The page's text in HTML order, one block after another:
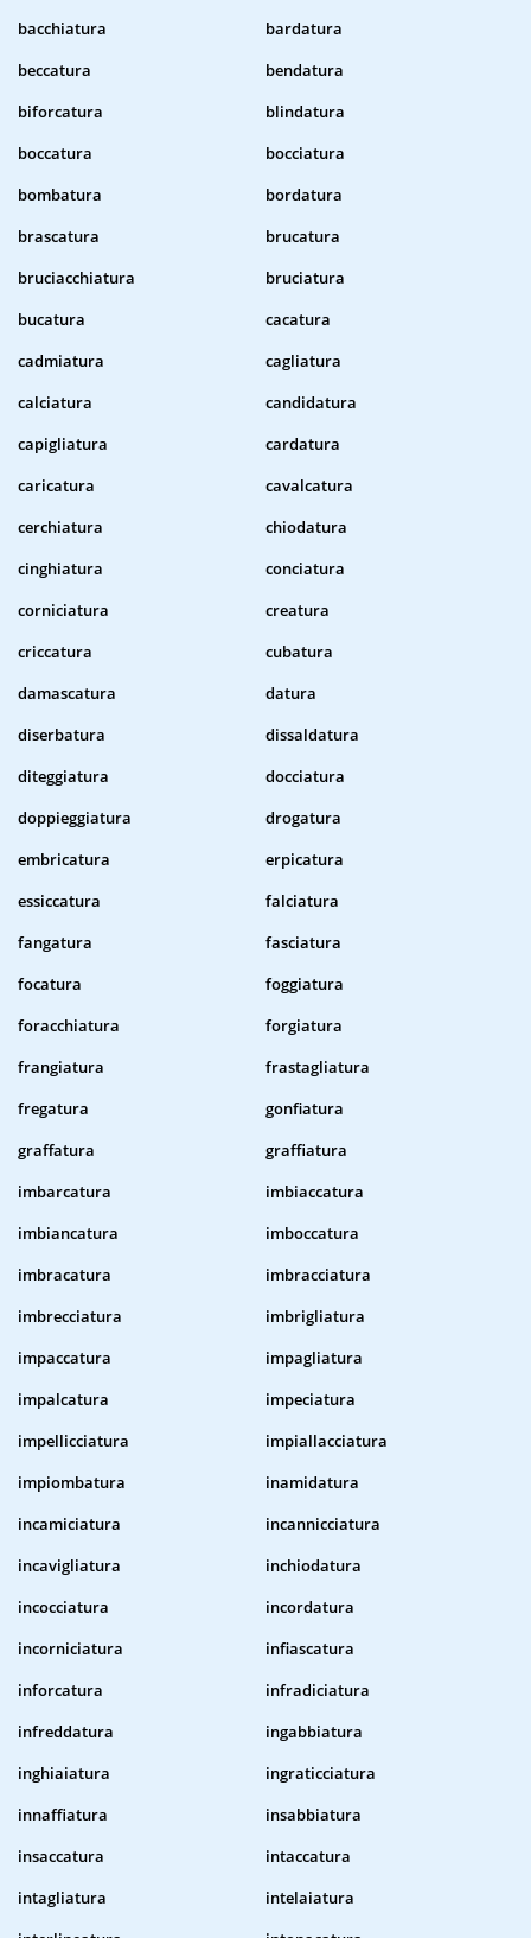
bacchiatura
bardatura
beccatura
bendatura
biforcatura
blindatura
boccatura
bocciatura
bombatura
bordatura
brascatura
brucatura
bruciacchiatura
bruciatura
bucatura
cacatura
cadmiatura
cagliatura
calciatura
candidatura
capigliatura
cardatura
caricatura
cavalcatura
cerchiatura
chiodatura
cinghiatura
conciatura
corniciatura
creatura
criccatura
cubatura
damascatura
datura
diserbatura
dissaldatura
diteggiatura
docciatura
doppieggiatura
drogatura
embricatura
erpicatura
essiccatura
falciatura
fangatura
fasciatura
focatura
foggiatura
foracchiatura
forgiatura
frangiatura
frastagliatura
fregatura
gonfiatura
graffatura
graffiatura
imbarcatura
imbiaccatura
imbiancatura
imboccatura
imbracatura
imbracciatura
imbrecciatura
imbrigliatura
impaccatura
impagliatura
impalcatura
impeciatura
impellicciatura
impiallacciatura
impiombatura
inamidatura
incamiciatura
incannicciatura
incavigliatura
inchiodatura
incocciatura
incordatura
incorniciatura
infiascatura
inforcatura
infradiciatura
infreddatura
ingabbiatura
inghiaiatura
ingraticciatura
innaffiatura
insabbiatura
insaccatura
intaccatura
intagliatura
intelaiatura